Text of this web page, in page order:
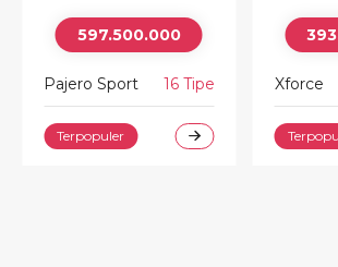
393.400.000
Xforce
Terpopuler